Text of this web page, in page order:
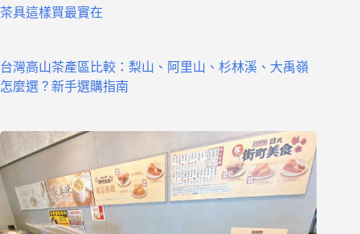
茶具這樣買最實在
台灣高山茶產區比較：梨山、阿里山、杉林溪、大禹嶺
怎麼選？新手選購指南